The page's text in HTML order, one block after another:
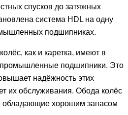
спусков до затяжных
система HDL на одну
подшипниках.
как и каретка, имеют в
промышленные подшипники. Это
надёжность этих
их обслуживания. Обода колёс
хорошим запасом